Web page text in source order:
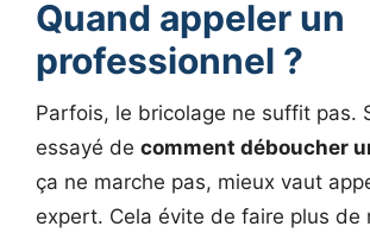
Quand appeler un
professionnel ?
Parfois, le bricolage ne suffit pas.
essayé de comment déboucher
ça ne marche pas, mieux vaut
expert. Cela évite de faire plus de